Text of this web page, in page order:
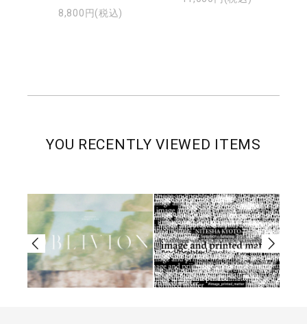
8,800円(税込)
YOU RECENTLY VIEWED ITEMS